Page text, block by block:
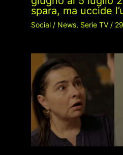
spara, ma uccide
Social/ News, Serie TV/